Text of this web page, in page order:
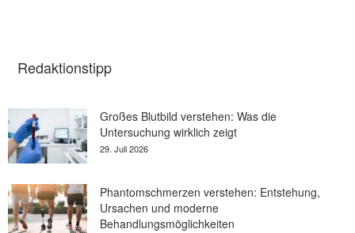
Redaktionstipp
Großes Blutbild verstehen: Was die
Untersuchung wirklich zeigt
29. Juli 2026
Phantomschmerzen verstehen: Entstehung,
Ursachen und moderne
Behandlungsmöglichkeiten